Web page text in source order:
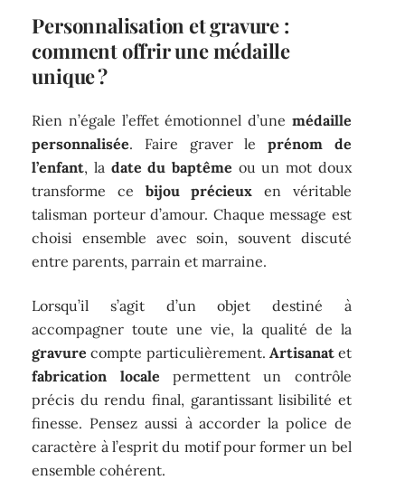
Personnalisation et gravure :
comment offrir une médaille
unique ?
Rien n’égale l’effet émotionnel d’une médaille
personnalisée. Faire graver le prénom de
l’enfant, la date du baptême ou un mot doux
transforme ce bijou précieux en véritable
talisman porteur d’amour. Chaque message est
choisi ensemble avec soin, souvent discuté
entre parents, parrain et marraine.
Lorsqu’il s’agit d’un objet destiné à
accompagner toute une vie, la qualité de la
gravure compte particulièrement. Artisanatet
fabrication locale permettent un contrôle
précis du rendu final, garantissant lisibilité et
finesse. Pensez aussi à accorder la police de
caractère à l’esprit du motif pour former un bel
ensemble cohérent.